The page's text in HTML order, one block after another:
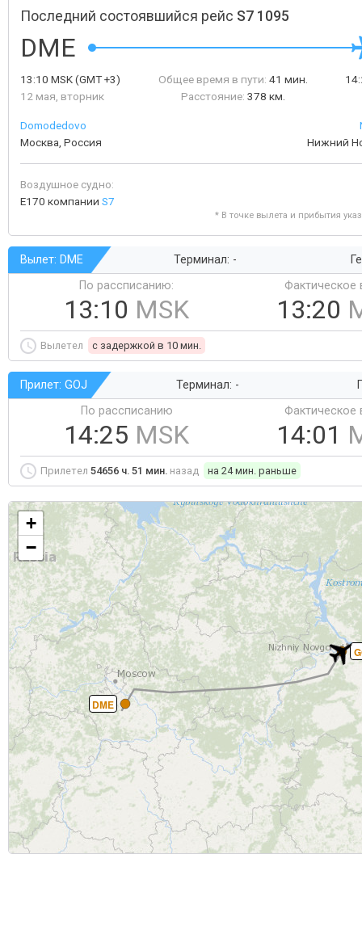
Последний состоявшийся рейс S7 1095
DME
13:10 MSK(GMT +3)
12 мая, вторник
Общее время в пути: 41 мин.
Расстояние: 378 км.
Domodedovo
Москва, Россия
Нижний
Воздушное судно:
E170 компании S7
* В точке вылета и прибытия
Вылет: DME Терминал: -
По рассписанию:
13:10 MSK
Фактическое
13:20
Вылетел c задержкой в 10 мин.
Прилет: GOJ Терминал: -
По рассписанию
14:25 MSK
Фактическое
14:01
Прилетел 54656 ч. 51 мин. назад на 24 мин. раньше
DME
+
−